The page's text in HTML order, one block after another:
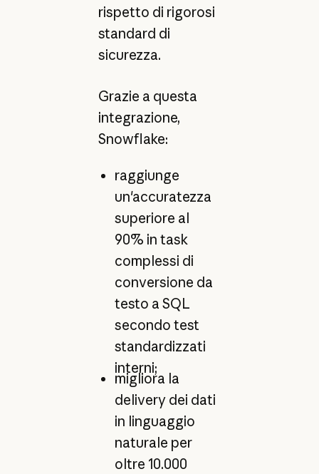
rispetto di rigorosi
standard di
sicurezza.
Grazie a questa
integrazione,
Snowflake:
raggiunge
un'accuratezza
superiore al
90% in task
complessi di
conversione da
testo a SQL
secondo test
standardizzati
interni;
migliora la
delivery dei dati
in linguaggio
naturale per
oltre 10.000